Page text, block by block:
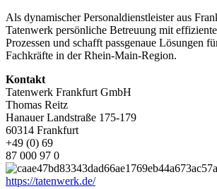
Als dynamischer Personaldienstleister aus
Tatenwerk persönliche Betreuung mit
Prozessen und schafft passgenaue Lösungen
Fachkräfte in der Rhein-Main-Region.
Kontakt
Tatenwerk Frankfurt GmbH
Thomas Reitz
Hanauer Landstraße 175-179
60314 Frankfurt
+49 (0) 69
87 000 97 0
https://tatenwerk.de/